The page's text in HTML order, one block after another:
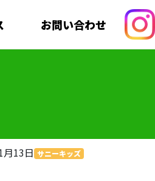
お問い合わせ
月13日 サニーキッズ